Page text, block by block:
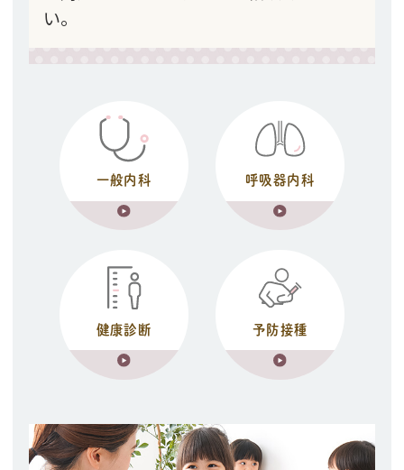
い。
一般内科 呼吸器内科
健康診断 予防接種